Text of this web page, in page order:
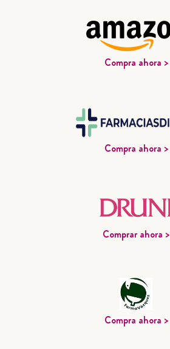
Compra ahora >
Compra ahora >
Comprar ahora >
Compra ahora >